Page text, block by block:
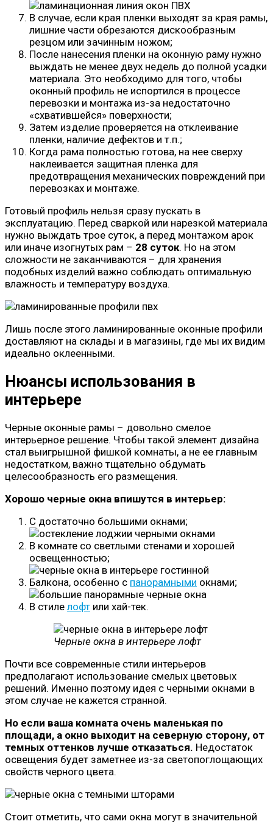
В случае, если края пленки выходят за края рамы,
лишние части обрезаются дискообразным
резцом или зачинным ножом;
После нанесения пленки на оконную раму нужно
выждать не менее двух недель до полной усадки
материала. Это необходимо для того, чтобы
оконный профиль не испортился в процессе
перевозки и монтажа из-за недостаточно
«схватившейся» поверхности;
Затем изделие проверяется на отклеивание
пленки, наличие дефектов и т.п.;
Когда рама полностью готова, на нее сверху
наклеивается защитная пленка для
предотвращения механических повреждений при
перевозках и монтаже.
Готовый профиль нельзя сразу пускать в
эксплуатацию. Перед сваркой или нарезкой материала
нужно выждать трое суток, а перед монтажом арок
или иначе изогнутых рам – 28 суток. Но на этом
сложности не заканчиваются – для хранения
подобных изделий важно соблюдать оптимальную
влажность и температуру воздуха.
Лишь после этого ламинированные оконные профили
доставляют на склады и в магазины, где мы их видим
идеально оклеенными.
Нюансы использования в
интерьере
Черные оконные рамы – довольно смелое
интерьерное решение. Чтобы такой элемент дизайна
стал выигрышной фишкой комнаты, а не ее главным
недостатком, важно тщательно обдумать
целесообразность его размещения.
Хорошо черные окна впишутся в интерьер:
С достаточно большими окнами;
В комнате со светлыми стенами и хорошей
освещенностью;
Балкона, особенно с панорамными окнами;
В стиле лофт или хай-тек.
Черные окна в интерьере лофт
Почти все современные стили интерьеров
предполагают использование смелых цветовых
решений. Именно поэтому идея с черными окнами в
этом случае не кажется странной.
Но если ваша комната очень маленькая по
площади, а окно выходит на северную сторону, от
темных оттенков лучше отказаться. Недостаток
освещения будет заметнее из-за светопоглощающих
свойств черного цвета.
Стоит отметить, что сами окна могут в значительной